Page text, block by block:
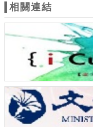
相關連結